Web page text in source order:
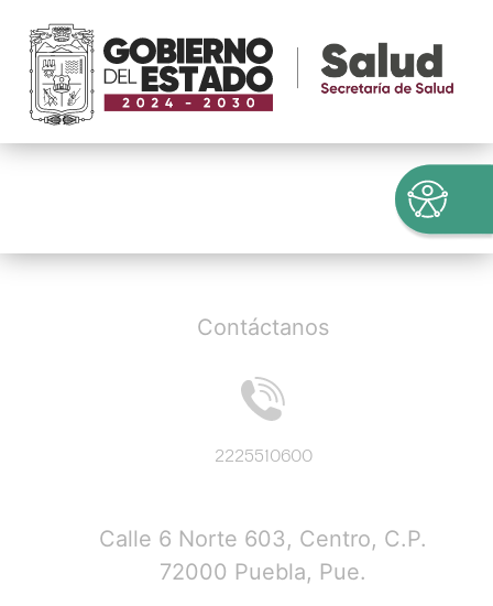
Contáctanos
2225510600
Calle 6 Norte 603, Centro, C.P.
72000 Puebla, Pue.